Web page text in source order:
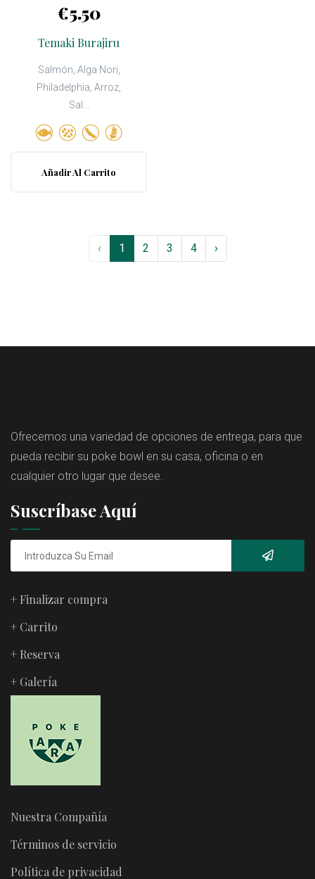
€5.50
Temaki Burajiru
Salmón, Alga Nori,
Philadelphia, Arroz,
Sal...
Añadir Al Carrito
‹ 1 2 3 4 ›
Ofrecemos una variedad de opciones de entrega, para que
pueda recibir su poke bowl en su casa, oficina o en
cualquier otro lugar que desee.
Nuestra Compañía
Términos de servicio
Política de privacidad
Suscríbase Aquí
+ Finalizar compra
+ Carrito
+ Reserva
+ Galería